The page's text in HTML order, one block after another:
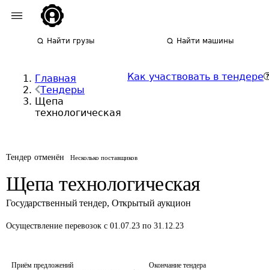
Найти грузы Найти машины
Главная
Тендеры
Щепа
технологическая
Как участвовать в тендере
Тендер отменён Несколько поставщиков
Щепа технологическая
Государственный тендер, Открытый аукцион
Осуществление перевозок с 01.07.23 по 31.12.23
Приём предложений
Окончание тендера